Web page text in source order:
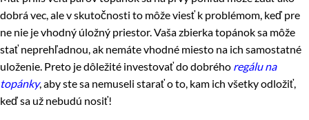
dobrá vec, ale v skutočnosti to môže viesť k problémom, keď pre
ne nie je vhodný úložný priestor. Vaša zbierka topánok sa môže
stať neprehľadnou, ak nemáte vhodné miesto na ich samostatné
uloženie. Preto je dôležité investovať do dobrého regálu na
topánky, aby ste sa nemuseli starať o to, kam ich všetky odložiť,
keď sa už nebudú nosiť!